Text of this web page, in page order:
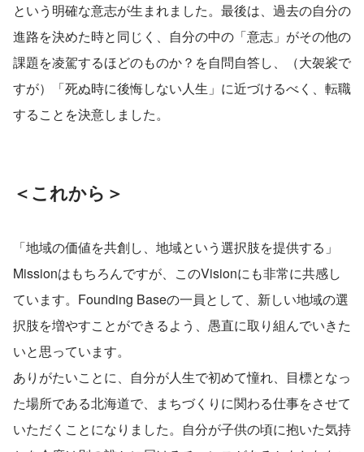
という明確な意志が生まれました。最後は、過去の自分の
進路を決めた時と同じく、自分の中の「意志」がその他の
課題を凌駕するほどのものか？を自問自答し、（大袈裟で
すが）「死ぬ時に後悔しない人生」に近づけるべく、転職
することを決意しました。
＜これから＞
「地域の価値を共創し、地域という選択肢を提供する」
Missionはもちろんですが、このVisionにも非常に共感し
ています。Founding Baseの一員として、新しい地域の選
択肢を増やすことができるよう、愚直に取り組んでいきた
いと思っています。
ありがたいことに、自分が人生で初めて憧れ、目標となっ
た場所である北海道で、まちづくりに関わる仕事をさせて
いただくことになりました。自分が子供の頃に抱いた気持